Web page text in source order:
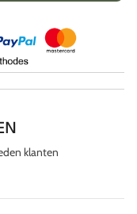
klanten